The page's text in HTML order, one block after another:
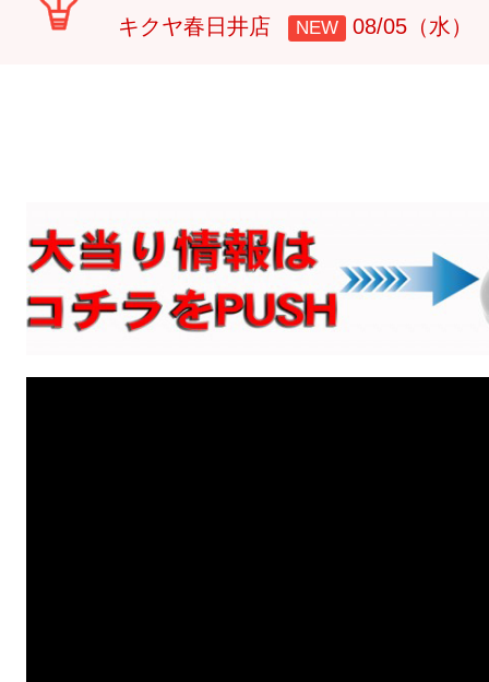
キクヤ春日井店 NEW 08/05（水）